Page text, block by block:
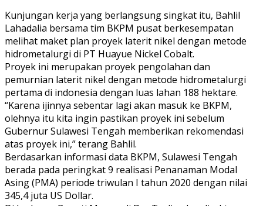
Kunjungan kerja yang berlangsung singkat itu, Bahlil
Lahadalia bersama tim BKPM pusat berkesempatan
melihat maket plan proyek laterit nikel dengan metode
hidrometalurgi di PT Huayue Nickel Cobalt.
Proyek ini merupakan proyek pengolahan dan
pemurnian laterit nikel dengan metode hidrometalurgi
pertama di indonesia dengan luas lahan 188 hektare.
“Karena ijinnya sebentar lagi akan masuk ke BKPM,
olehnya itu kita ingin pastikan proyek ini sebelum
Gubernur Sulawesi Tengah memberikan rekomendasi
atas proyek ini,” terang Bahlil.
Berdasarkan informasi data BKPM, Sulawesi Tengah
berada pada peringkat 9 realisasi Penanaman Modal
Asing (PMA) periode triwulan I tahun 2020 dengan nilai
345,4 juta US Dollar.